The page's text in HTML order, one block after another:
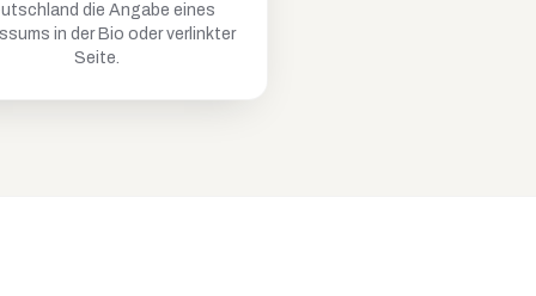
die Angabe eines
in der Bio oder verlinkter
Seite.